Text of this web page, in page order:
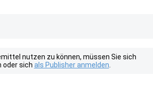
nutzen zu können, müssen Sie sich
oder sich als Publisher anmelden